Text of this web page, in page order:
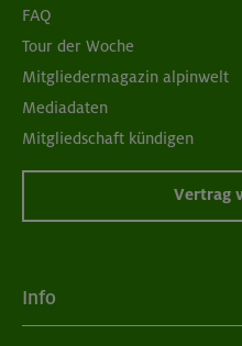
FAQ
Tour der Woche
Mitgliedermagazin alpinwelt
Mediadaten
Mitgliedschaft kündigen
Vertrag
Info